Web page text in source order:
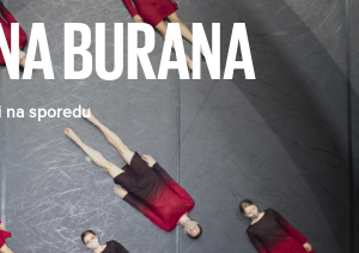
BURANA
na sporedu